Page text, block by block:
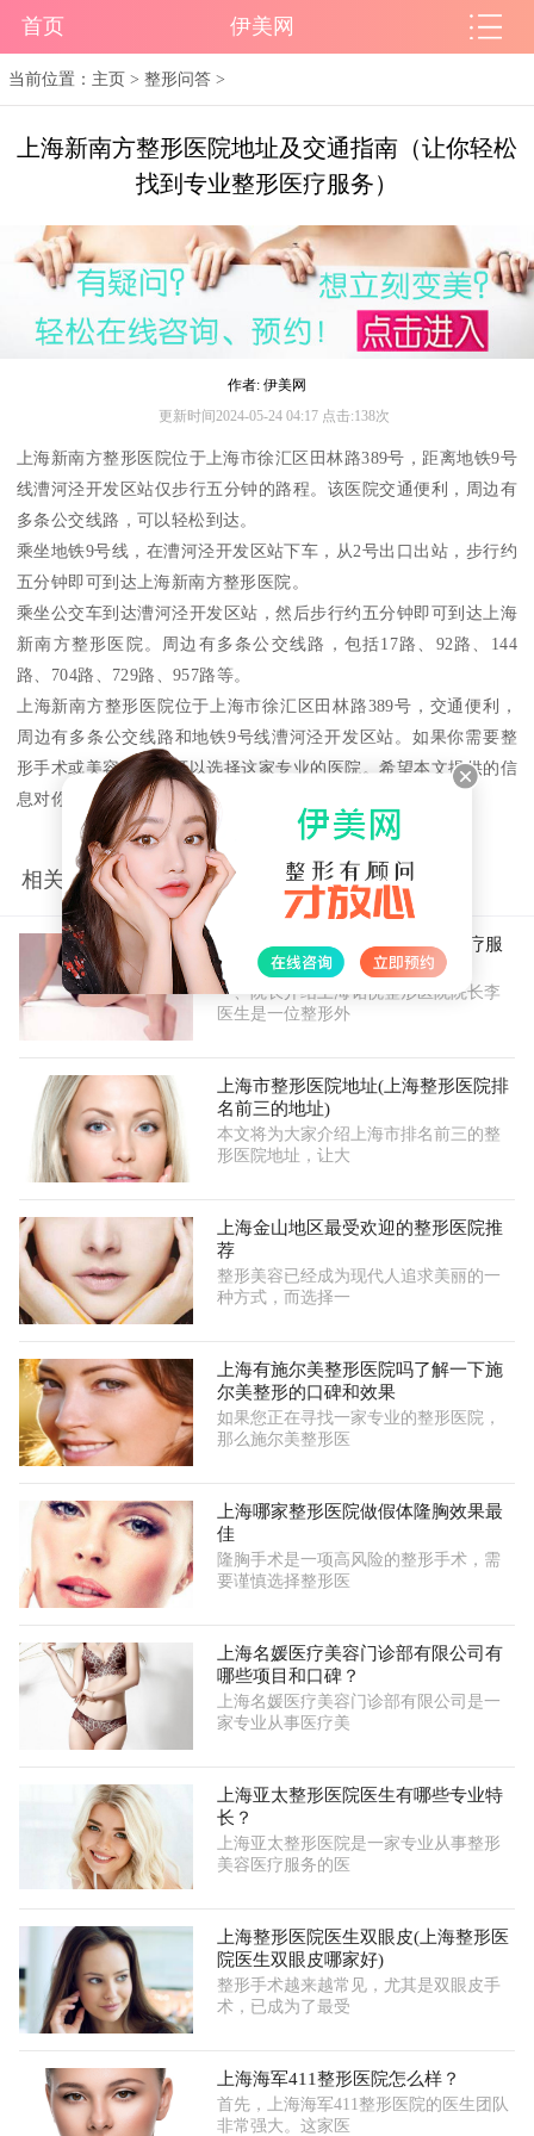
首页 伊美网
当前位置： 主页 >整形问答 >
上海新南方整形医院地址及交通指南（让你轻松
找到专业整形医疗服务）
作者: 伊美网
更新时间2024-05-24 04:17 点击:138次
上海新南方整形医院位于上海市徐汇区田林路389号，距离地铁9号
线漕河泾开发区站仅步行五分钟的路程。该医院交通便利，周边有
多条公交线路，可以轻松到达。
乘坐地铁9号线，在漕河泾开发区站下车，从2号出口出站，步行约
五分钟即可到达上海新南方整形医院。
乘坐公交车到达漕河泾开发区站，然后步行约五分钟即可到达上海
新南方整形医院。周边有多条公交线路，包括17路、92路、144
路、704路、729路、957路等。
上海新南方整形医院位于上海市徐汇区田林路389号，交通便利，
周边有多条公交线路和地铁9号线漕河泾开发区站。如果你需要整
形手术或美容服务，可以选择这家专业的医院。希望本文提供的信
息对你有所帮助。
相关推荐
上海铭悦整形医院院长介绍及医疗服
务介绍
一、院长介绍上海铭悦整形医院院长李
医生是一位整形外
上海市整形医院地址(上海整形医院排
名前三的地址)
本文将为大家介绍上海市排名前三的整
形医院地址，让大
上海金山地区最受欢迎的整形医院推
荐
整形美容已经成为现代人追求美丽的一
种方式，而选择一
上海有施尔美整形医院吗了解一下施
尔美整形的口碑和效果
如果您正在寻找一家专业的整形医院，
那么施尔美整形医
上海哪家整形医院做假体隆胸效果最
佳
隆胸手术是一项高风险的整形手术，需
要谨慎选择整形医
上海名媛医疗美容门诊部有限公司有
哪些项目和口碑？
上海名媛医疗美容门诊部有限公司是一
家专业从事医疗美
上海亚太整形医院医生有哪些专业特
长？
上海亚太整形医院是一家专业从事整形
美容医疗服务的医
上海整形医院医生双眼皮(上海整形医
院医生双眼皮哪家好)
整形手术越来越常见，尤其是双眼皮手
术，已成为了最受
上海海军411整形医院怎么样？
首先，上海海军411整形医院的医生团队
非常强大。这家医